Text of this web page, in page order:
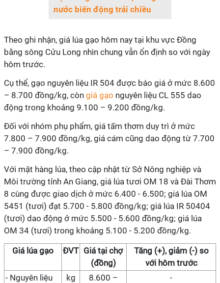
nước biến động trái chiều
Theo ghi nhận, giá lúa gạo hôm nay tại khu vực Đồng
bằng sông Cửu Long nhìn chung vẫn ổn định so với ngày
hôm trước.
Cụ thể, gạo nguyên liệu IR 504 được báo giá ở mức 8.600
– 8.700 đồng/kg, còn giá gạo nguyên liệu CL 555 dao
động trong khoảng 9.100 – 9.200 đồng/kg.
Đối với nhóm phụ phẩm, giá tấm thơm duy trì ở mức
7.800 – 7.900 đồng/kg, giá cám cũng dao động từ 7.700
– 7.900 đồng/kg.
Với mặt hàng lúa, theo cập nhật từ Sở Nông nghiệp và
Môi trường tỉnh An Giang, giá lúa tươi OM 18 và Đài Thơm
8 cùng được giao dịch ở mức 6.400 - 6.500; giá lúa OM
5451 (tươi) đạt 5.700 - 5.800 đồng/kg; giá lúa IR 50404
(tươi) dao động ở mức 5.500 - 5.600 đồng/kg; giá lúa
OM 34 (tươi) trong khoảng 5.100 - 5.200 đồng/kg.
Giá lúa gạo ĐVT Giá tại chợ
(đồng)
Tăng (+), giảm (-) so
với hôm trước
- Nguyên liệu
kg
8.600 –
-